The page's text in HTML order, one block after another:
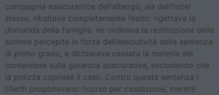
compagnia assicuratrice dell’albergo, sia dell’hotel
stesso, ribaltava completamente l’esito: rigettava la
domanda della famiglia, ne ordinava la restituzione delle
somme percepite in forza dell’esecutività della sentenza
di primo grado, e dichiarava cessata la materia del
contendere sulla garanzia assicurativa, escludendo che
la polizza coprisse il caso. Contro questa sentenza i
clienti proponevano ricorso per cassazione, mentre